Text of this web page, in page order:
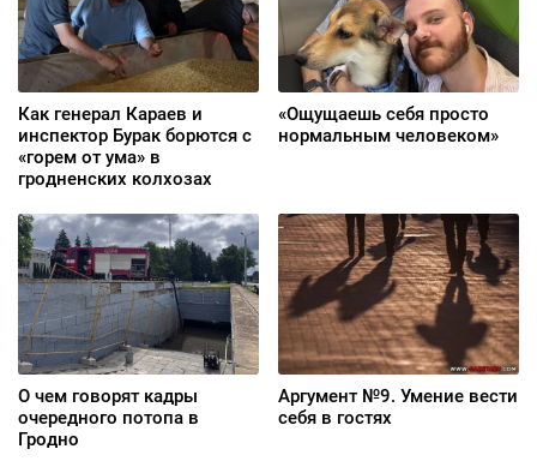
Как генерал Караев и
инспектор Бурак борются с
«горем от ума» в
гродненских колхозах
«Ощущаешь себя просто
нормальным человеком»
О чем говорят кадры
очередного потопа в
Гродно
Аргумент №9. Умение вести
себя в гостях